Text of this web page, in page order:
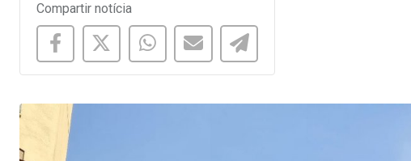
Compartir notícia